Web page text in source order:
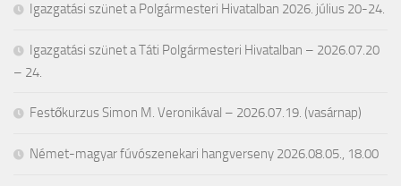
Igazgatási szünet a Polgármesteri Hivatalban 2026. július 20-24.
Igazgatási szünet a Táti Polgármesteri Hivatalban – 2026.07.20
– 24.
Festőkurzus Simon M. Veronikával – 2026.07.19. (vasárnap)
Német-magyar fúvószenekari hangverseny 2026.08.05., 18.00